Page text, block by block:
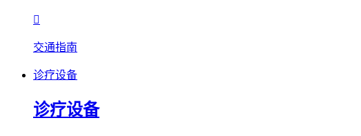

交通指南
诊疗设备
诊疗设备